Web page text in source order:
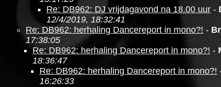
Re: DB962: DJ vrijdagavond na 18.00 uur -
12/4/2019, 18:32:41
Re: DB962: herhaling Dancereport in mono?! -
17:38:05
Re: DB962: herhaling Dancereport in mono?! -
18:36:47
Re: DB962: herhaling Dancereport in mono?!
16:26:33